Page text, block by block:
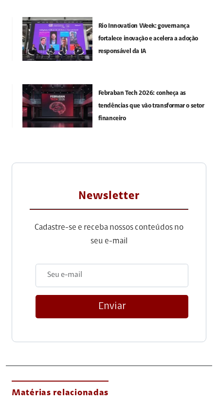
Rio Innovation Week: governança
fortalece inovação e acelera a adoção
responsável da IA
Febraban Tech 2026: conheça as
tendências que vão transformar o setor
financeiro
Newsletter
Cadastre-se e receba nossos conteúdos no
seu e-mail
Enviar
Matérias relacionadas